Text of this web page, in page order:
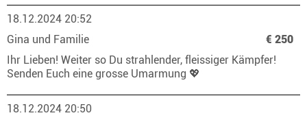
18.12.2024 20:52
Gina und Familie
€ 250
Ihr Lieben! Weiter so Du strahlender, fleissiger Kämpfer!
Senden Euch eine grosse Umarmung 💖
18.12.2024 20:50